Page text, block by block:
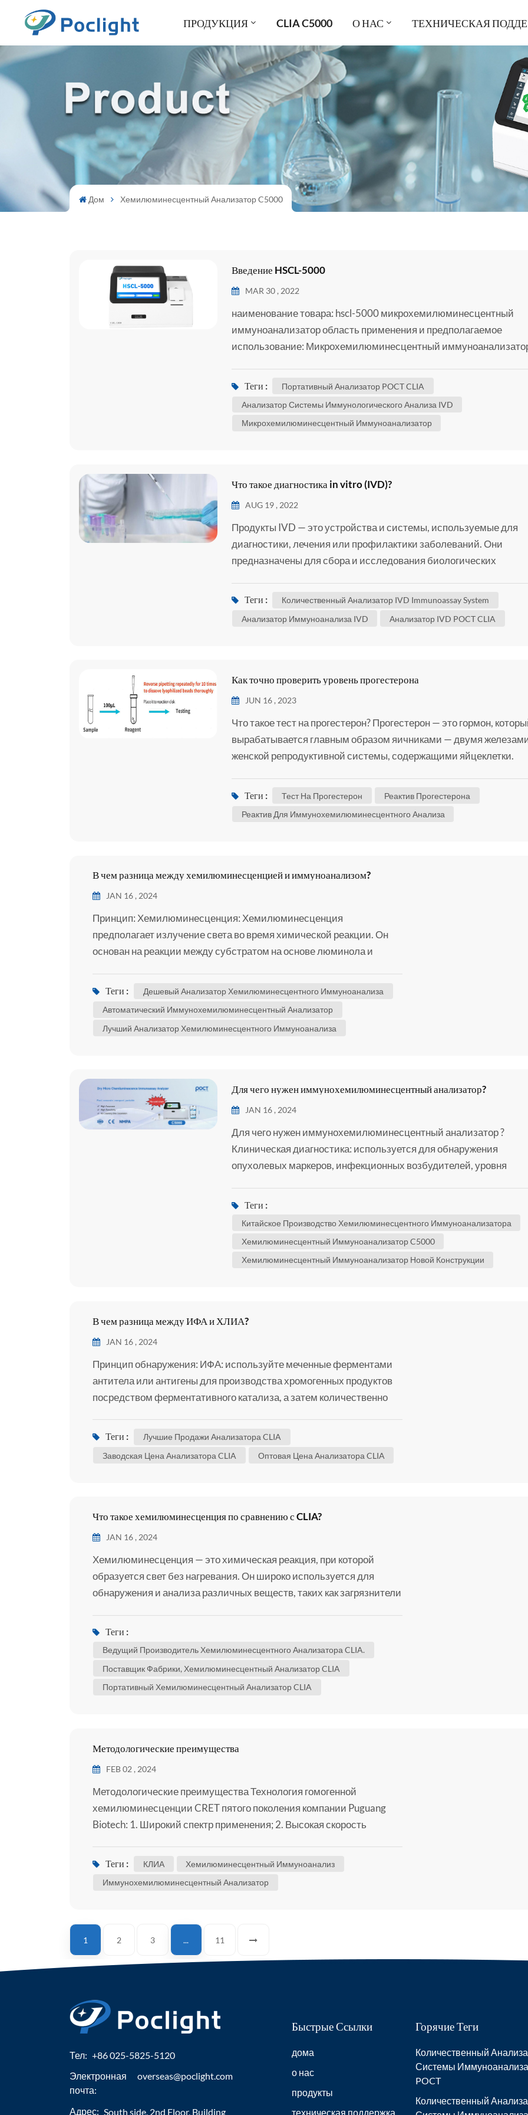
ПРОДУКЦИЯ CLIA C5000 О НАС ТЕХНИЧЕСКАЯ
Дом Хемилюминесцентный Анализатор C5000
Введение HSCL-5000
MAR 30 , 2022
наименование товара: hscl-5000 микрохемилюминесцентный
иммуноанализатор область применения и предполагаемое
использование: Микрохемилюминесцентный
человеческой сыворотке,, плазме,, цельной крови,, моче...
Теги :
Портативный Анализатор POCT CLIA
Анализатор Системы Иммунологического Анализа IVD
Микрохемилюминесцентный Иммуноанализатор
Что такое диагностика in vitro (IVD)?
AUG 19 , 2022
Продукты IVD — это устройства и системы, используемые для
диагностики, лечения или профилактики заболеваний. Они
предназначены для сбора и исследования биологических
HSCL-5000 Micro гомогенный хемилюминесце...
Теги :
Количественный Анализатор IVD Immunoassay System
Анализатор Иммуноанализа IVD
Анализатор IVD POCT CLIA
Как точно проверить уровень прогестерона
JUN 16 , 2023
Что такое тест на прогестерон? Прогестерон — это гормон,
вырабатывается главным образом яичниками — двумя
женской репродуктивной системы, содержащими яйцеклетки.
беременность. Однако дисбаланс уровня прогестерона мо...
Теги : Тест На Прогестерон
Реактив Прогестерона
Реактив Для Иммунохемилюминесцентного Анализа
В чем разница между хемилюминесценцией и иммуноанализом?
JAN 16 , 2024
Принцип: Хемилюминесценция: Хемилюминесценция
предполагает излучение света во время химической реакции. Он
основан на реакции между субстратом на основе люминола и
антител для обнаружения и количественного определения целевых
веществ. Ф...
Теги :
Дешевый Анализатор Хемилюминесцентного Иммуноанализа
Автоматический Иммунохемилюминесцентный Анализатор
Лучший Анализатор Хемилюминесцентного Иммуноанализа
Для чего нужен иммунохемилюминесцентный анализатор?
JAN 16 , 2024
Для чего нужен иммунохемилюминесцентный анализатор ?
Клиническая диагностика: используется для обнаружения
опухолевых маркеров, инфекционных возбудителей, уровня
используется для изучения возникновения и развития забол...
Теги :
Китайское Производство Хемилюминесцентного Иммуноанализатора
Хемилюминесцентный Иммуноанализатор C5000
Хемилюминесцентный Иммуноанализатор Новой Конструкции
В чем разница между ИФА и ХЛИА?
JAN 16 , 2024
Принцип обнаружения: ИФА: используйте меченные ферментами
антитела или антигены для производства хромогенных продуктов
посредством ферментативного катализа, а затем количественно
хемилюминесцентной реакции, без необходимости
Теги :
Лучшие Продажи Анализатора CLIA
Заводская Цена Анализатора CLIA
Оптовая Цена Анализатора CLIA
Что такое хемилюминесценция по сравнению с CLIA?
JAN 16 , 2024
Хемилюминесценция — это химическая реакция, при которой
образуется свет без нагревания. Он широко используется для
обнаружения и анализа различных веществ, таких как загрязнители
себе принципы иммуноанализа и хемилюминесценции для
обнаружения специфичес...
Теги :
Ведущий Производитель Хемилюминесцентного Анализатора CLIA.
Поставщик Фабрики, Хемилюминесцентный Анализатор CLIA
Портативный Хемилюминесцентный Анализатор CLIA
Методологические преимущества
FEB 02 , 2024
Методологические преимущества Технология гомогенной
хемилюминесценции CRET пятого поколения компании Puguang
Biotech: 1. Широкий спектр применения; 2. Высокая скорость
процессе обнаружения очистка не требуется. Био...
Теги : КЛИА
Хемилюминесцентный Иммуноанализ
Иммунохемилюминесцентный Анализатор
1 2 3 ... 11
Тел: +86 025-5825-5120
Электронная
почта:
overseas@poclight.com
Адрес: South side, 2nd Floor, Building
Быстрые Ссылки
дома
о нас
продукты
техническая поддержка
Горячие Теги
Количественный
Системы Иммуноанализа
POCT
Количественный